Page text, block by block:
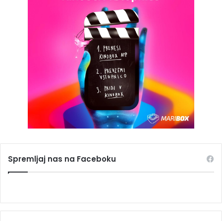
Spremljaj nas na Faceboku